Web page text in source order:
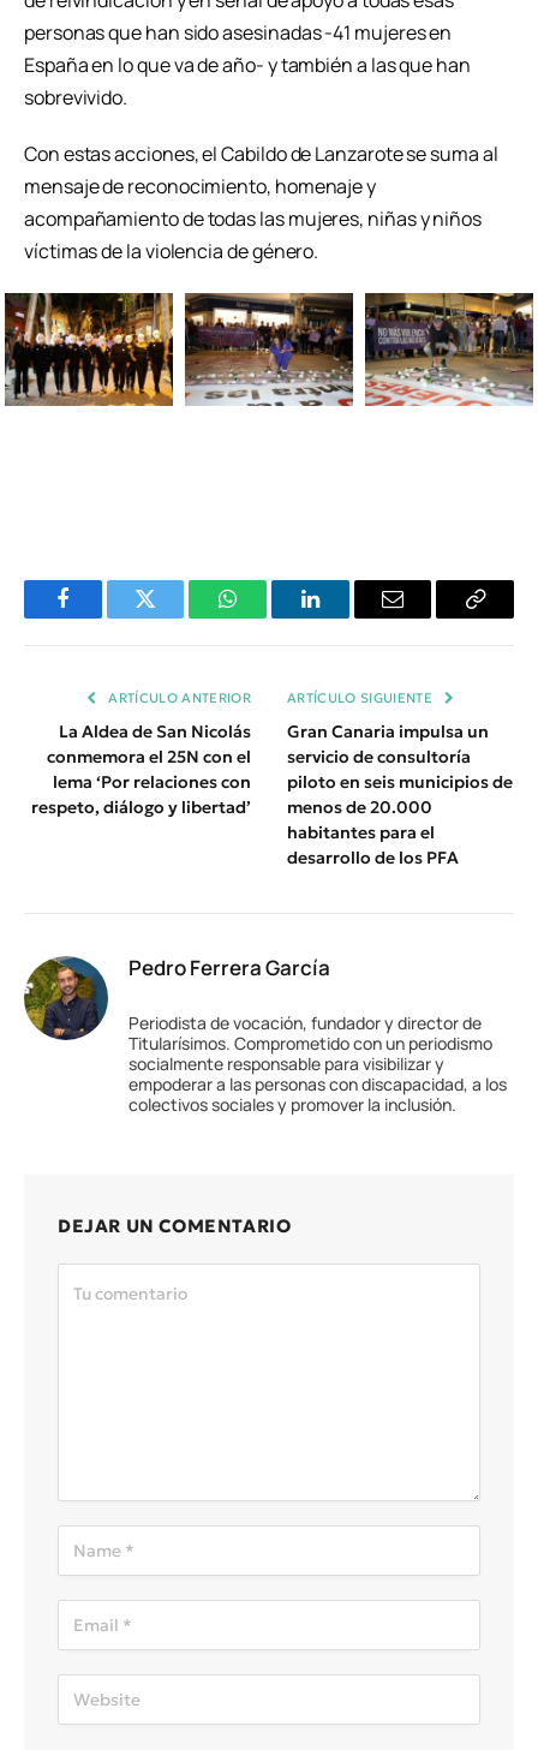
personas que han sido asesinadas -41 mujeres en
España en lo que va de año- y también a las que han
sobrevivido.
Con estas acciones, el Cabildo de Lanzarote se suma al
mensaje de reconocimiento, homenaje y
acompañamiento de todas las mujeres, niñas y niños
víctimas de la violencia de género.
FacebookTwitter WhatsAppLinkedInEmail
Copiar
ARTÍCULO ANTERIOR
La Aldea de San Nicolás
conmemora el 25N con el
lema ‘Por relaciones con
respeto, diálogo y libertad’
ARTÍCULO SIGUIENTE
Gran Canaria impulsa un
servicio de consultoría
piloto en seis municipios de
menos de 20.000
habitantes para el
desarrollo de los PFA
Pedro Ferrera García
Periodista de vocación, fundador y director de
Titularísimos. Comprometido con un periodismo
socialmente responsable para visibilizar y
empoderar a las personas con discapacidad, a los
colectivos sociales y promover la inclusión.
DEJAR UN COMENTARIO